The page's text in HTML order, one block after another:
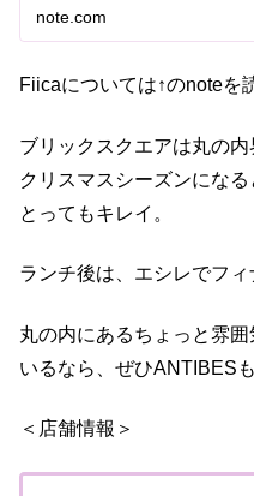
note.com
Fiicaについては↑のnoteを
ブリックスクエアは丸の内
クリスマスシーズンにな
とってもキレイ。
ランチ後は、エシレでフィ
丸の内にあるちょっと雰
いるなら、ぜひANTIBES
＜店舗情報＞